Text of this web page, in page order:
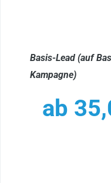
Basis-Lead (auf
Kampagne)
ab